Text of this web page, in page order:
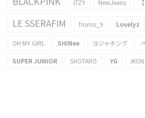
ITZY NewJeans
LE SSERAFIM fromis_9 Lovelyz
OH MY GIRL SHINee ヨジャチング
SUPER JUNIOR SHOTARO YG iKON